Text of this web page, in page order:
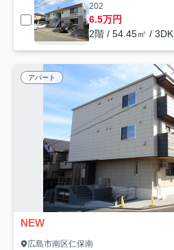
202
6.5万円
2階 / 54.45㎡ / 3DK
アパート
NEW
広島市南区仁保南